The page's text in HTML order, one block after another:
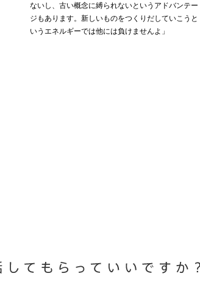
ないし、古い概念に縛られないというアドバンテー
ジもあります。新しいものをつくりだしていこうと
いうエネルギーでは他には負けませんよ」